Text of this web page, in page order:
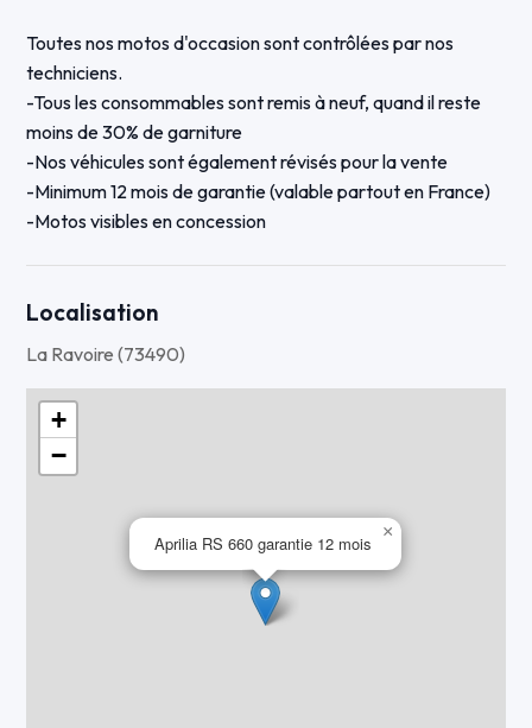
Toutes nos motos d'occasion sont contrôlées par nos
techniciens.
-Tous les consommables sont remis à neuf, quand il reste
moins de 30% de garniture
-Nos véhicules sont également révisés pour la vente
-Minimum 12 mois de garantie (valable partout en France)
-Motos visibles en concession
France
Cette RS660 est une première main
La moto est en 100 chevaux, elle n'est pas bridable A2
Elle est équipée des tampons de protection
Révision faite le 18/02/2026
garantie 12 mois
OPTIONS ET ÉQUIPEMENTS :
Autres équipements et informations :
Localisation
La Ravoire (73490)
Aprilia RS 660 garantie 12 mois
×
+
−